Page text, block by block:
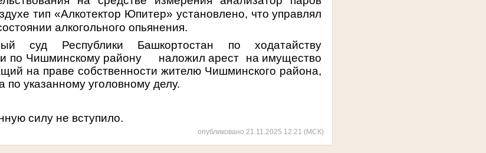
тип «Алкотектор Юпитер» установлено, что управлял
алкогольного опьянения.
суд Республики Башкортостан по ходатайству
по Чишминскому району наложил арест на имущество
на праве собственности жителю Чишминского района,
по указанному уголовному делу.
силу не вступило.
опубликовано 21.11.2025 12:21 (МСК)